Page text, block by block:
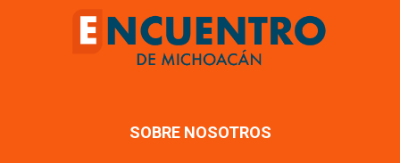
SOBRE NOSOTROS